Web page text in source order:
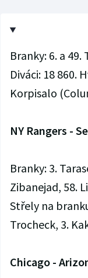
Branky: 6. a 49.
Diváci: 18 860.
Korpisalo
NY Rangers -
Branky: 3.
Zibanejad, 58.
Střely na
Trocheck, 3.
Chicago -